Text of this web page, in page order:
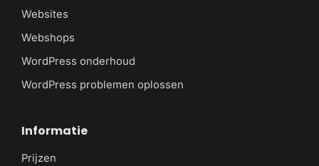
Websites
Webshops
WordPress onderhoud
WordPress problemen oplossen
Informatie
Prijzen